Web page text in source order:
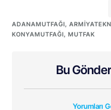
ADANAMUTFAĞI,
KONYAMUTFAĞI, MUTFAK
Bu
Yorumları